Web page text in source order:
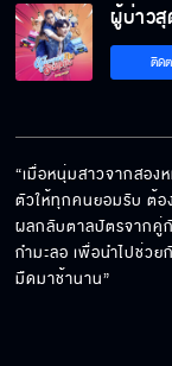
ผู้บ่าวสุ
ติด
“เมื่อหนุ่มสาวจากสอ
ตัวให้ทุกคนยอมรับ ต้อ
ผลกลับตาลปัตรจากคู่กั
กำมะลอ เพื่อนำไปช่ว
มืดมาช้านาน”